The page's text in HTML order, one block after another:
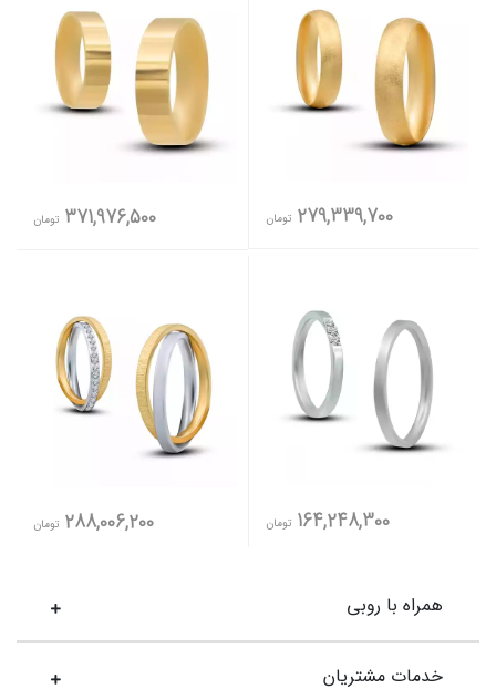
279,339,700 تومان 371,976,500 تومان
164,248,300 تومان 288,006,200 تومان
همراه با روبی
خدمات مشتریان